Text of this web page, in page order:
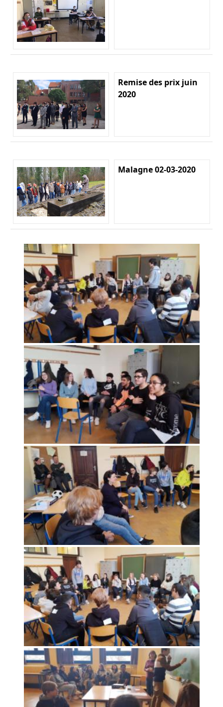
Remise des prix juin
2020
Malagne 02-03-2020